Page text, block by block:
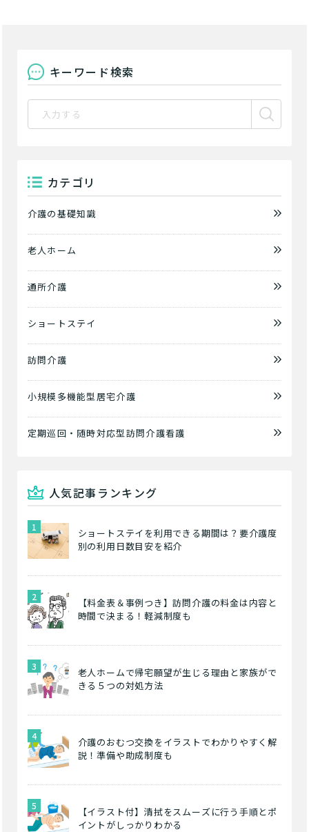
キーワード検索
カテゴリ
介護の基礎知識
老人ホーム
通所介護
ショートステイ
訪問介護
小規模多機能型居宅介護
定期巡回・随時対応型訪問介護看護
人気記事ランキング
ショートステイを利用できる期間は？要介護度
別の利用日数目安を紹介
【料金表＆事例つき】訪問介護の料金は内容と
時間で決まる！軽減制度も
老人ホームで帰宅願望が生じる理由と家族がで
きる５つの対処方法
介護のおむつ交換をイラストでわかりやすく解
説！準備や助成制度も
【イラスト付】清拭をスムーズに行う手順とポ
イントがしっかりわかる
介護保険サービスは20種類以上あり、それぞれ
用途やご利用目的が違います。
「どのサービスを使ったらいいのかわからな
なたに適しているのか簡単にチェックしてみま
しょう!
で、おすすめの介護保険サービスを紹介しま
す。
要介護認定を受け、要支援１～２、
要介護１～５、
非該当(自立)
ご自宅で生活しながら介護サービス
を使いたいですか？
老人ホームなどの施設に移り住みた
現在、日常生活を送るうえで誰かの
介護スタッフにご自宅に来てもらい
たいですか？
介護施設へ通いたいですか？
認知症の診断を受けていますか？
または物忘れなど認知症の疑いはあ
いいえ
日帰りで使いたいですか？
一時的に宿泊したいですか？
日帰りで使いたい
要支援１～２・要介護１～２です
か？
要介護１～２
要介護３～５